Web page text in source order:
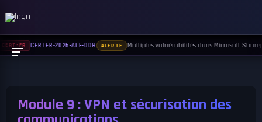
Module 9 : VPN et sécurisation des
CERT-FR CERTFR-2026-ALE-008 ALERTE Multiples vulnérabilités dans Microsoft